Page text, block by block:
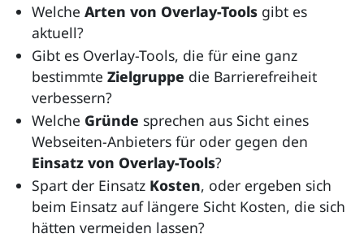
Welche Arten von Overlay-Tools gibt es
aktuell?
Gibt es Overlay-Tools, die für eine ganz
bestimmte Zielgruppe die Barrierefreiheit
verbessern?
Welche Gründe sprechen aus Sicht eines
Webseiten-Anbieters für oder gegen den
Einsatz von Overlay-Tools?
Spart der Einsatz Kosten, oder ergeben sich
beim Einsatz auf längere Sicht Kosten, die sich
hätten vermeiden lassen?